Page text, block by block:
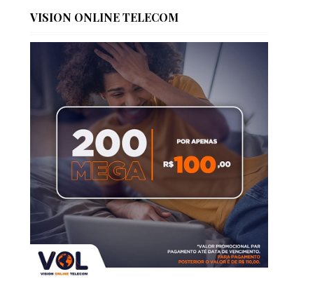
VISION ONLINE TELECOM